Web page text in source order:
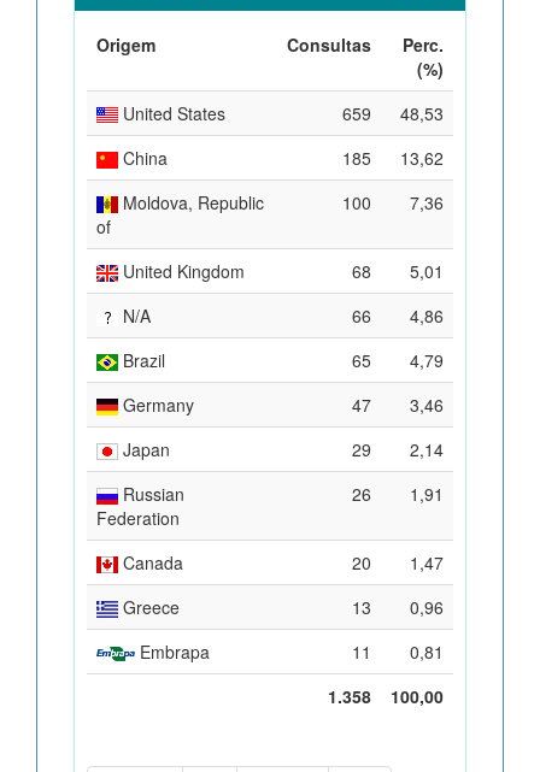
Origem Consultas
Perc.
(%)
United States
659
48,53
China
185
13,62
Moldova, Republic
of
100 7,36
United Kingdom 68
5,01
N/A
66
4,86
Brazil
65
4,79
Germany
47
3,46
Japan
29
2,14
Russian
Federation
26 1,91
Canada 20
1,47
Greece
13
0,96
Embrapa
11
0,81
1.358
100,00